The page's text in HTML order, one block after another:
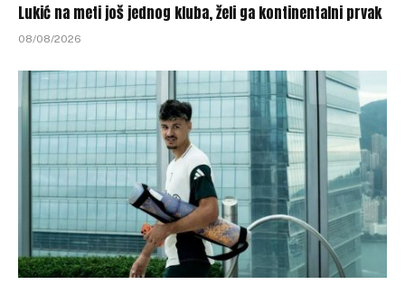
Lukić na meti još jednog kluba, želi ga kontinentalni prvak
08/08/2026